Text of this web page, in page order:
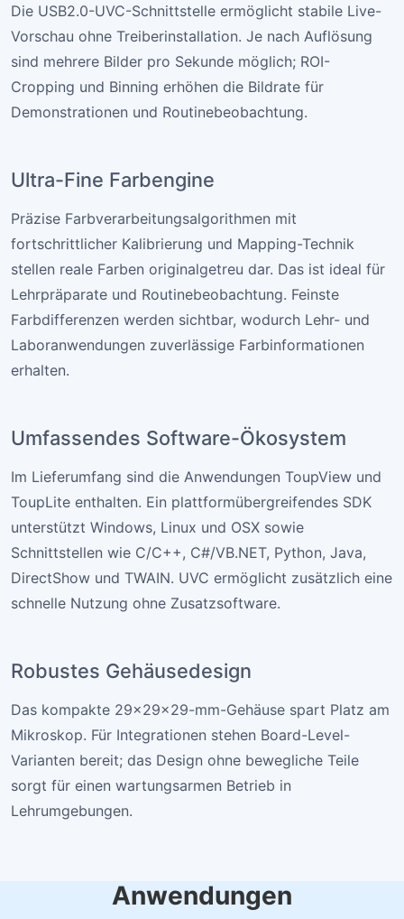
Die USB2.0-UVC-Schnittstelle ermöglicht stabile Live-
Vorschau ohne Treiberinstallation. Je nach Auflösung
sind mehrere Bilder pro Sekunde möglich; ROI-
Cropping und Binning erhöhen die Bildrate für
Demonstrationen und Routinebeobachtung.
Ultra-Fine Farbengine
Präzise Farbverarbeitungsalgorithmen mit
fortschrittlicher Kalibrierung und Mapping-Technik
stellen reale Farben originalgetreu dar. Das ist ideal für
Lehrpräparate und Routinebeobachtung. Feinste
Farbdifferenzen werden sichtbar, wodurch Lehr- und
Laboranwendungen zuverlässige Farbinformationen
erhalten.
Umfassendes Software-Ökosystem
Im Lieferumfang sind die Anwendungen ToupView und
ToupLite enthalten. Ein plattformübergreifendes SDK
unterstützt Windows, Linux und OSX sowie
Schnittstellen wie C/C++, C#/VB.NET, Python, Java,
DirectShow und TWAIN. UVC ermöglicht zusätzlich eine
schnelle Nutzung ohne Zusatzsoftware.
Robustes Gehäusedesign
Das kompakte 29×29×29-mm-Gehäuse spart Platz am
Mikroskop. Für Integrationen stehen Board-Level-
Varianten bereit; das Design ohne bewegliche Teile
sorgt für einen wartungsarmen Betrieb in
Lehrumgebungen.
Anwendungen